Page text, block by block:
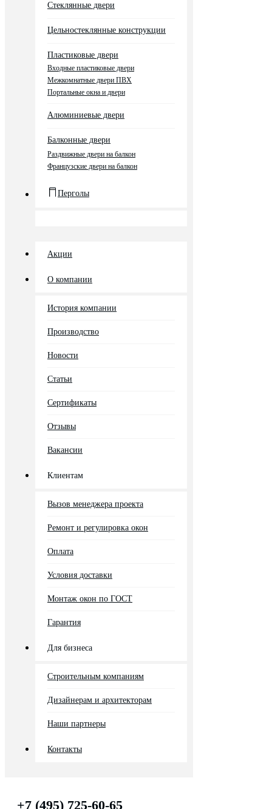
Стеклянные двери
Цельностеклянные конструкции
Пластиковые двери
Входные пластиковые двери
Межкомнатные двери ПВХ
Портальные окна и двери
Алюминиевые двери
Балконные двери
Раздвижные двери на балкон
Французские двери на балкон
Перголы
Акции
О компании
История компании
Производство
Новости
Статьи
Сертификаты
Отзывы
Вакансии
Клиентам
Вызов менеджера проекта
Ремонт и регулировка окон
Оплата
Условия доставки
Монтаж окон по ГОСТ
Гарантия
Для бизнеса
Строительным компаниям
Дизайнерам и архитекторам
Наши партнеры
Контакты
+7 (495) 725-60-65